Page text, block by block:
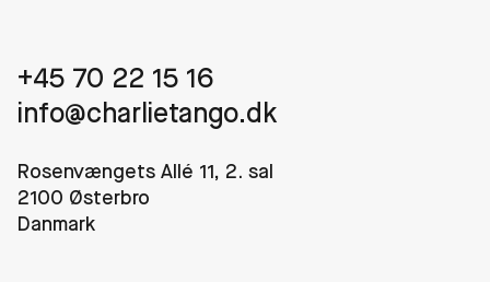
+45 70 22 15 16
info@charlietango.dk
Rosenvængets Allé 11, 2. sal
2100 Østerbro
Danmark